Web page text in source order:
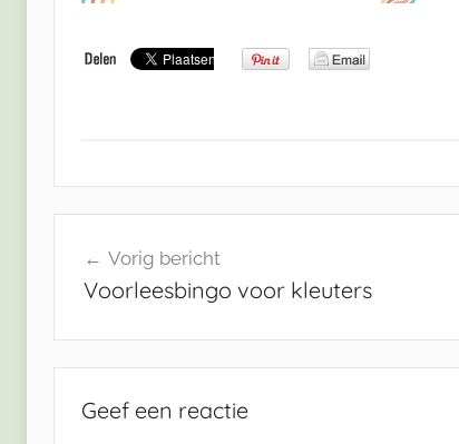
navigatie
Vorig bericht
Voorleesbingo voor kleuters
Geef een reactie